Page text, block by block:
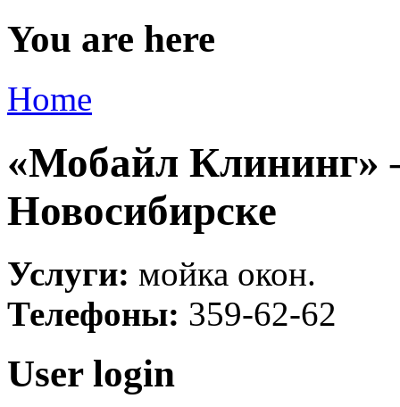
You are here
Home
«Мобайл Клининг»
Новосибирске
Услуги: мойка окон.
Телефоны: 359-62-62
User login